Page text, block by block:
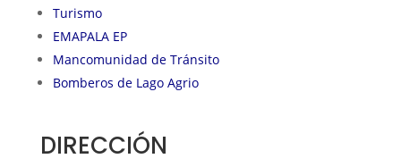
Turismo
EMAPALA EP
Mancomunidad de Tránsito
Bomberos de Lago Agrio
DIRECCIÓN